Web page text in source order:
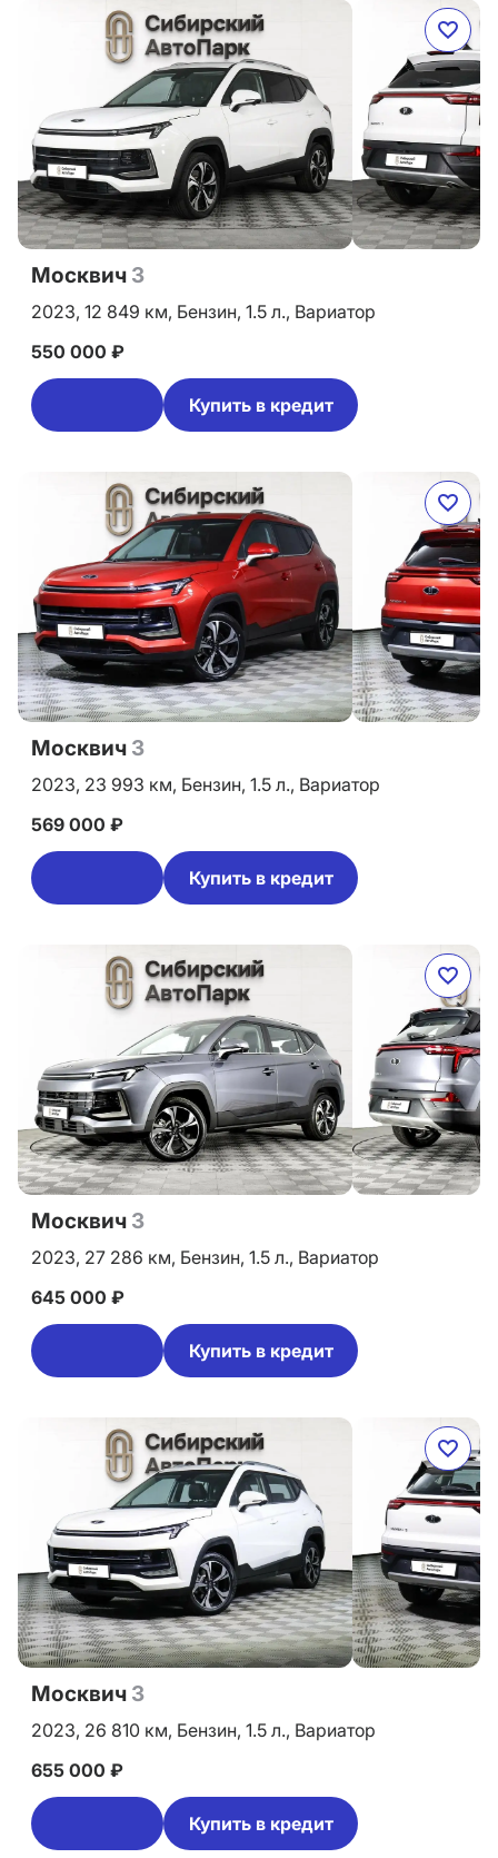
Москвич 3
2023, 12 849 км, Бензин, 1.5 л., Вариатор
550 000 ₽
Купить в кредит
Москвич 3
2023, 23 993 км, Бензин, 1.5 л., Вариатор
569 000 ₽
Купить в кредит
Москвич 3
2023, 27 286 км, Бензин, 1.5 л., Вариатор
645 000 ₽
Купить в кредит
Москвич 3
2023, 26 810 км, Бензин, 1.5 л., Вариатор
655 000 ₽
Купить в кредит